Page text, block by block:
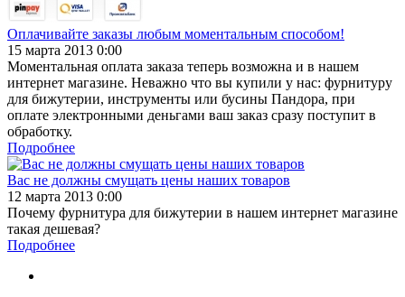
Оплачивайте заказы любым моментальным способом!
15 марта 2013 0:00
Моментальная оплата заказа теперь возможна и в нашем
интернет магазине. Неважно что вы купили у нас: фурнитуру
для бижутерии, инструменты или бусины Пандора, при
оплате электронными деньгами ваш заказ сразу поступит в
обработку.
Подробнее
Вас не должны смущать цены наших товаров
12 марта 2013 0:00
Почему фурнитура для бижутерии в нашем интернет магазине
такая дешевая?
Подробнее